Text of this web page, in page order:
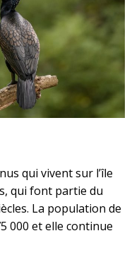
qui vivent sur l’île
qui font partie du
La population de
000 et elle continue